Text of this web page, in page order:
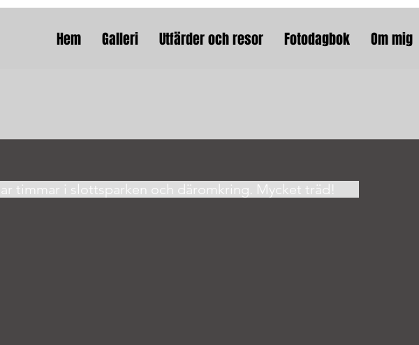
Hem Galleri Utfärder och resor Fotodagbok Om mig